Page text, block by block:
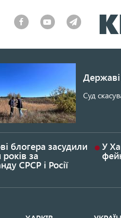
Державі
Суд
блогера засудили
за
СРСР і Росії
У